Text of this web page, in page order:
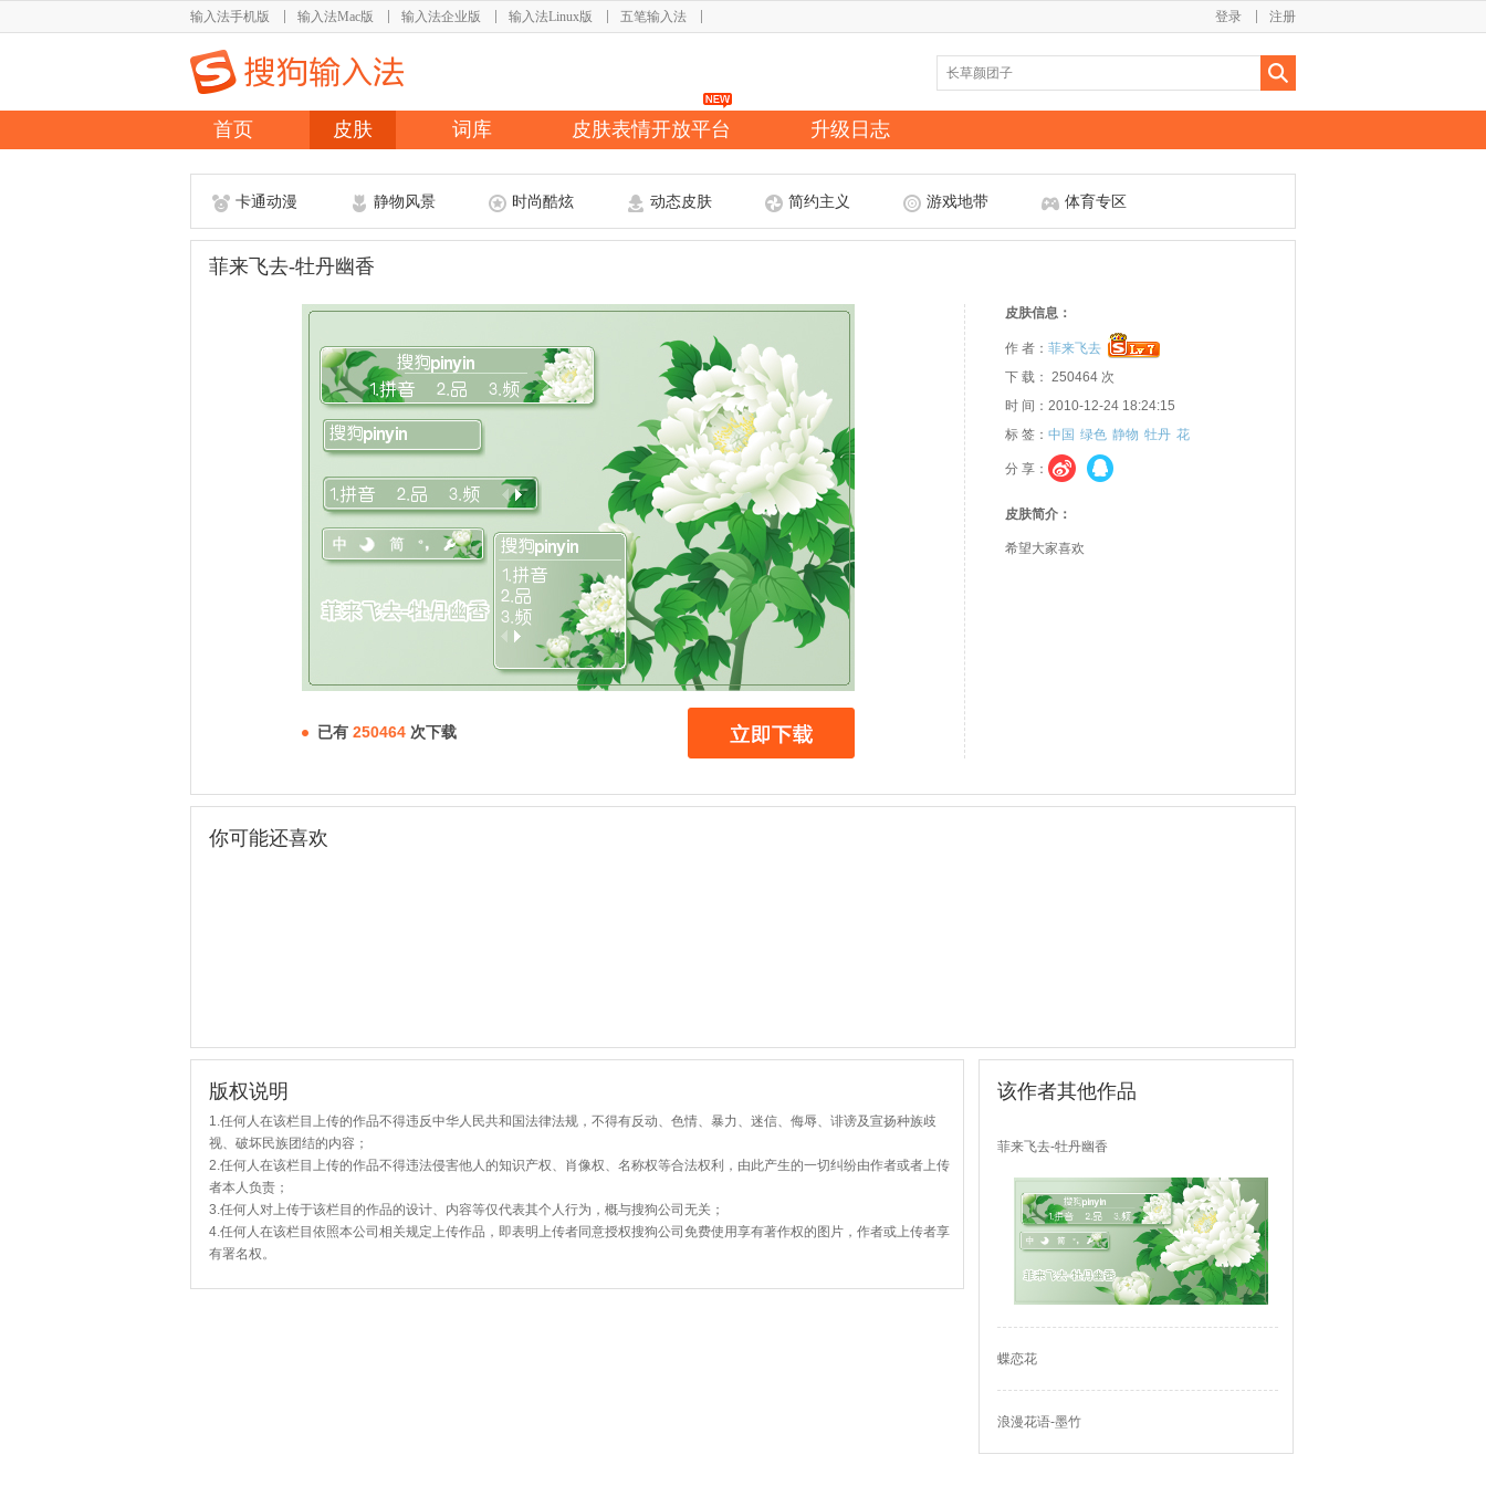
输入法手机版 输入法Mac版 输入法企业版 输入法Linux版 五笔输入法 注册
登录
首页 皮肤 词库 皮肤表情开放平台 升级日志
卡通动漫 静物风景 时尚酷炫 动态皮肤 简约主义 游戏地带 体育专区
菲来飞去-牡丹幽香
已有 250464 次下载
皮肤信息：
作 者： 菲来飞去
下 载： 250464 次
时 间：2010-12-24 18:24:15
标 签： 中国 绿色 静物 牡丹 花
分 享：
皮肤简介：
希望大家喜欢
你可能还喜欢
版权说明
1.任何人在该栏目上传的作品不得违反中华人民共和国法律法规，不得有反动、色情、暴力、迷信、侮辱、诽谤及宣扬种族歧
视、破坏民族团结的内容；
2.任何人在该栏目上传的作品不得违法侵害他人的知识产权、肖像权、名称权等合法权利，由此产生的一切纠纷由作者或者上传
者本人负责；
3.任何人对上传于该栏目的作品的设计、内容等仅代表其个人行为，概与搜狗公司无关；
4.任何人在该栏目依照本公司相关规定上传作品，即表明上传者同意授权搜狗公司免费使用享有著作权的图片，作者或上传者享
有署名权。
该作者其他作品
菲来飞去-牡丹幽香
蝶恋花
浪漫花语-墨竹